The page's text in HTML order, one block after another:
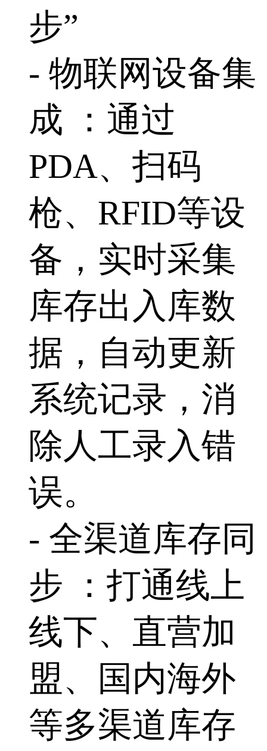
步”
- 物联网设备集
成 ：通过
PDA、扫码
枪、RFID等设
备，实时采集
库存出入库数
据，自动更新
系统记录，消
除人工录入错
误。
- 全渠道库存同
步 ：打通线上
线下、直营加
盟、国内海外
等多渠道库存